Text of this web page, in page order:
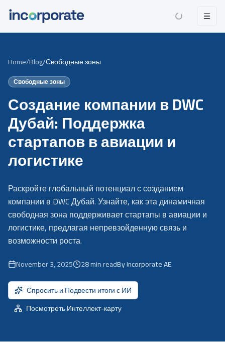
Home/Blog/Свободные зоны
Свободные зоны
Создание компании в DWC
Дубай: Поддержка
стартапов в авиации и
логистике
Раскройте глобальный потенциал с созданием
компании в DWC Дубай. Узнайте, как эта динамичная
свободная зона поддерживает стартапы в авиации и
логистике, предлагая непревзойденную связь и
возможности роста.
November 3, 2025 28min readBy Incorporate AE
Спросить и Подвести итоги с ИИ
Посмотреть Интеллект-карту